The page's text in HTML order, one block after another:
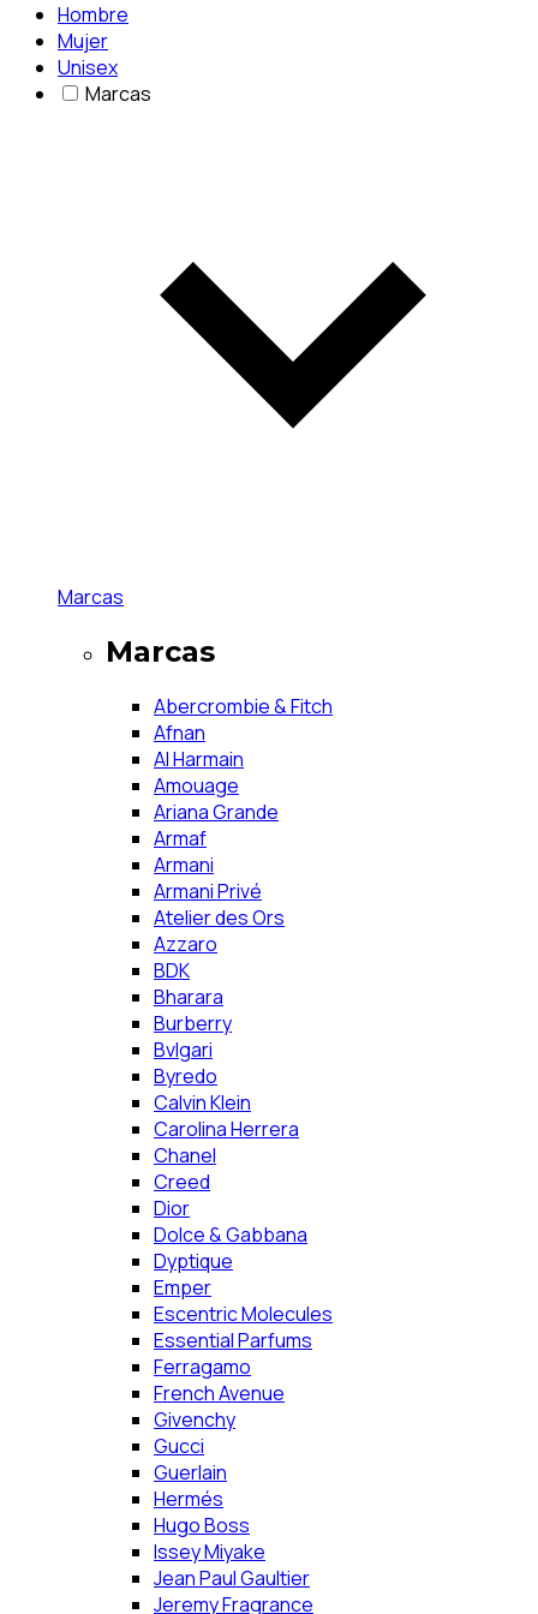
Hombre
Mujer
Unisex
Marcas
Marcas
Marcas
Abercrombie & Fitch
Afnan
Al Harmain
Amouage
Ariana Grande
Armaf
Armani
Armani Privé
Atelier des Ors
Azzaro
BDK
Bharara
Burberry
Bvlgari
Byredo
Calvin Klein
Carolina Herrera
Chanel
Creed
Dior
Dolce & Gabbana
Dyptique
Emper
Escentric Molecules
Essential Parfums
Ferragamo
French Avenue
Givenchy
Gucci
Guerlain
Hermés
Hugo Boss
Issey Miyake
Jean Paul Gaultier
Jeremy Fragrance